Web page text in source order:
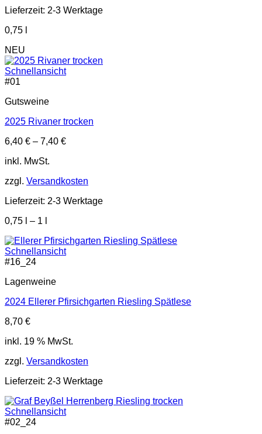
Lieferzeit: 2-3 Werktage
0,75
NEU
Schnellansicht
#01
Gutsweine
2025 Rivaner trocken
6,40 € – 7,40 €
inkl. MwSt.
zzgl. Versandkosten
Lieferzeit: 2-3 Werktage
0,75
– 1
Schnellansicht
#16_24
Lagenweine
2024 Ellerer Pfirsichgarten Riesling Spätlese
8,70 €
inkl. 19 % MwSt.
zzgl. Versandkosten
Lieferzeit: 2-3 Werktage
Schnellansicht
#02_24